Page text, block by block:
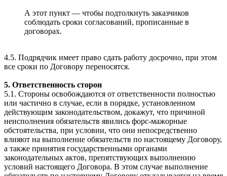
А этот пункт — чтобы подтолкнуть заказчиков
соблюдать сроки согласований, прописанные в
договорах.
4.5. Подрядчик имеет право сдать работу досрочно, при этом
все сроки по Договору переносятся.
5. Ответственность сторон
5.1. Стороны освобождаются от ответственности полностью
или частично в случае, если в порядке, установленном
действующим законодательством, докажут, что причиной
неисполнения обязательств явились форс-мажорные
обстоятельства, при условии, что они непосредственно
влияют на выполнение обязательств по настоящему Договору,
а также принятия государственными органами
законодательных актов, препятствующих выполнению
условий настоящего Договора. В этом случае выполнение